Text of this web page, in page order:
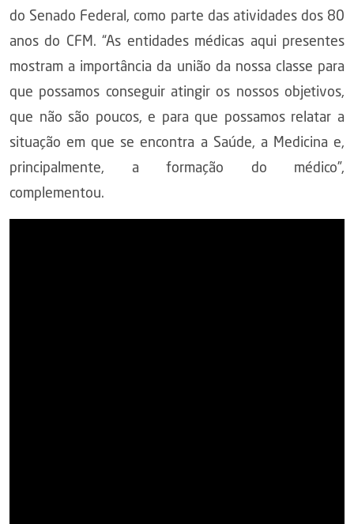
do Senado Federal, como parte das atividades dos 80
anos do CFM. “As entidades médicas aqui presentes
mostram a importância da união da nossa classe para
que possamos conseguir atingir os nossos objetivos,
que não são poucos, e para que possamos relatar a
situação em que se encontra a Saúde, a Medicina e,
principalmente, a formação do médico”,
complementou.